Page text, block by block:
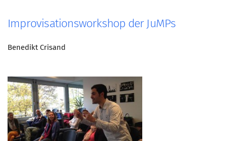
Improvisationsworkshop der JuMPs
Benedikt Crisand